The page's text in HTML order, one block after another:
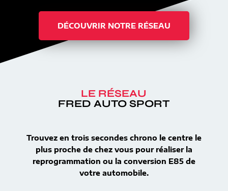
DÉCOUVRIR NOTRE RÉSEAU
LE RÉSEAU
FRED AUTO SPORT
Trouvez en trois secondes chrono le centre le
plus proche de chez vous pour réaliser la
reprogrammation ou la conversion E85 de
votre automobile.